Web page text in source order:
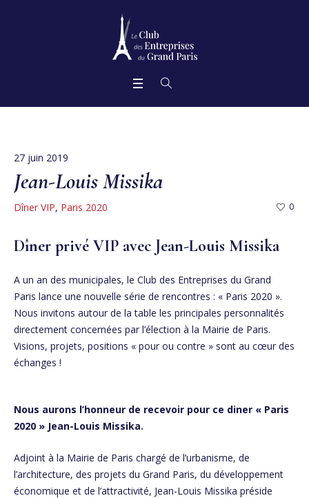
27 juin 2019
Jean-Louis Missika
Dîner VIP, Paris 2020 0
Dîner privé VIP avec Jean-Louis Missika
A un an des municipales, le Club des Entreprises du Grand
Paris lance une nouvelle série de rencontres : « Paris 2020 ».
Nous invitons autour de la table les principales personnalités
directement concernées par l’élection à la Mairie de Paris.
Visions, projets, positions « pour ou contre » sont au cœur des
échanges !
Nous aurons l’honneur de recevoir pour ce diner « Paris
2020 » Jean-Louis Missika.
Adjoint à la Mairie de Paris chargé de l’urbanisme, de
l’architecture, des projets du Grand Paris, du développement
économique et de l’attractivité, Jean-Louis Missika préside